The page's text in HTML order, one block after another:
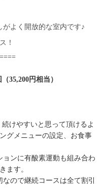
よく開放的な室内です♪
！
35,200円相当）
けやすいと思って頂けるよ
グメニューの設定、お食事
ンに有酸素運動も組み合わ
ます。
ので継続コースは全て割引